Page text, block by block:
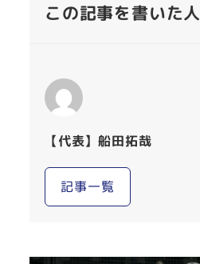
この記事を書いた人
【代表】船田拓哉
記事一覧